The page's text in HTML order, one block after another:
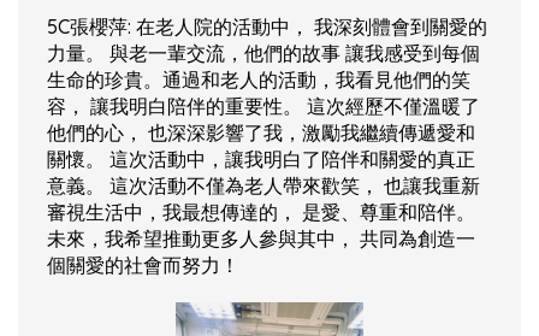
5C張櫻萍: 在老人院的活動中， 我深刻體會到關愛的
力量。 與老一輩交流，他們的故事 讓我感受到每個
生命的珍貴。通過和老人的活動，我看見他們的笑
容， 讓我明白陪伴的重要性。 這次經歷不僅溫暖了
他們的心， 也深深影響了我，激勵我繼續傳遞愛和
關懷。 這次活動中，讓我明白了陪伴和關愛的真正
意義。 這次活動不僅為老人帶來歡笑， 也讓我重新
審視生活中，我最想傳達的， 是愛、尊重和陪伴。
未來，我希望推動更多人參與其中， 共同為創造一
個關愛的社會而努力！